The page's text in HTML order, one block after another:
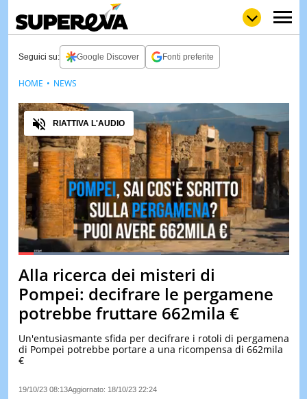
LOLGULP
LOVE
WOW
POP
NEWS
STORIE
VIDEO
& TV
QUIZ
&
TEST
DI
Seguici su: Google Discover Fonti preferite
Pause Unmute
Loaded:52.90%
Audio
RIATTIVA L'AUDIO
Alla ricerca dei misteri di
Pompei: decifrare le pergamene
potrebbe fruttare 662mila €
Un'entusiasmante sfida per decifrare i rotoli di pergamena
di Pompei potrebbe portare a una ricompensa di 662mila
€
19/10/23 08:13Aggiornato: 18/10/23 22:24
HOME NEWS